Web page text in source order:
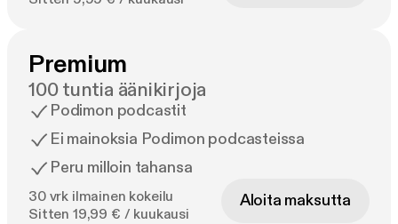
Premium
100 tuntia äänikirjoja
Podimon podcastit
Ei mainoksia Podimon podcasteissa
Peru milloin tahansa
30 vrk ilmainen kokeilu
Sitten 19,99 € / kuukausi
Aloita maksutta